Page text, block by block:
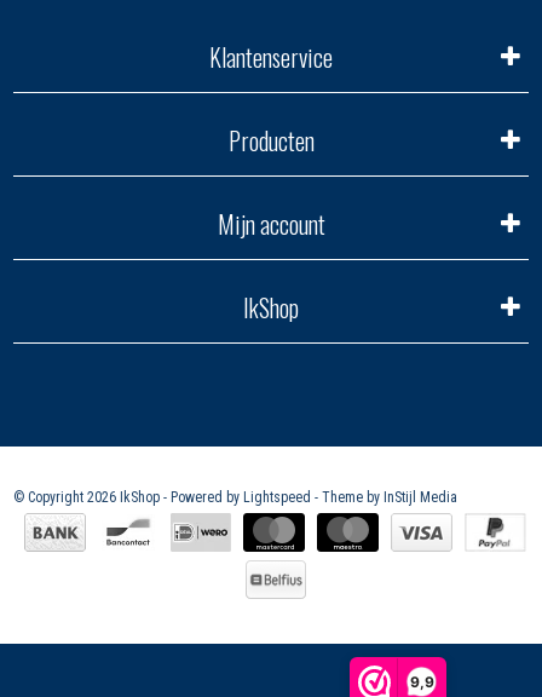
9,9
Klantenservice
Producten
Mijn account
IkShop
© Copyright 2026 IkShop - Powered by Lightspeed - Theme by InStijl Media